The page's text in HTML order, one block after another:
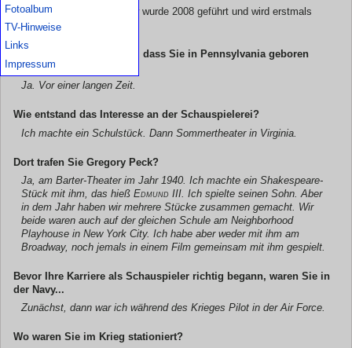
Fotoalbum
TV-Hinweise
Links
Impressum
Das nachfolgende Interview wurde 2008 geführt und wird erstmals
veröffentlicht.
Warren, ich habe gelesen, dass Sie in Pennsylvania geboren
wurden. Stimmt das?
Ja. Vor einer langen Zeit.
Wie entstand das Interesse an der Schauspielerei?
Ich machte ein Schulstück. Dann Sommertheater in Virginia.
Dort trafen Sie Gregory Peck?
Ja, am Barter-Theater im Jahr 1940. Ich machte ein Shakespeare-
Stück mit ihm, das hieß Edmund III . Ich spielte seinen Sohn. Aber
in dem Jahr haben wir mehrere Stücke zusammen gemacht. Wir
beide waren auch auf der gleichen Schule am Neighborhood
Playhouse in New York City. Ich habe aber weder mit ihm am
Broadway, noch jemals in einem Film gemeinsam mit ihm gespielt.
Bevor Ihre Karriere als Schauspieler richtig begann, waren Sie in
der Navy...
Zunächst, dann war ich während des Krieges Pilot in der Air Force.
Wo waren Sie im Krieg stationiert?